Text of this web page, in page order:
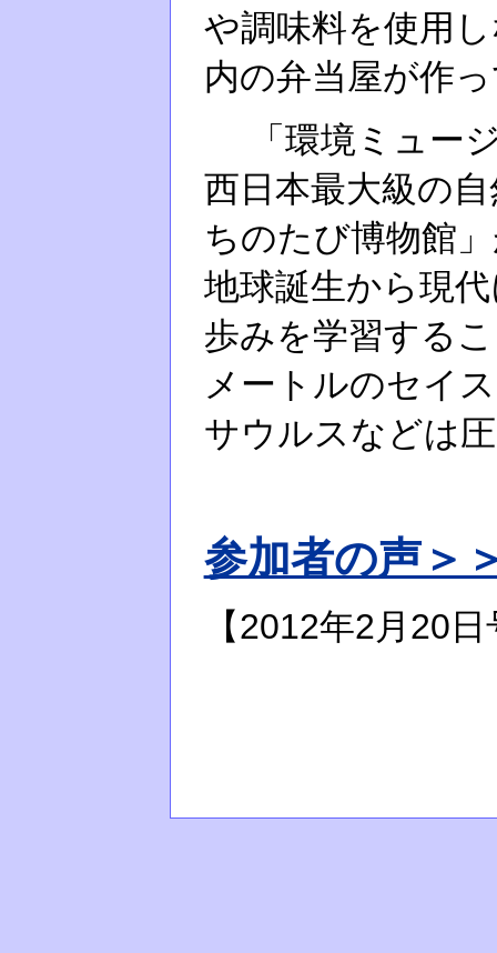
や調味料を使用
内の弁当屋が作
「環境ミュー
西日本最大級の
ちのたび博物館
地球誕生から現
歩みを学習する
メートルのセイ
サウルスなどは
参加者の声＞
【2012年2月20